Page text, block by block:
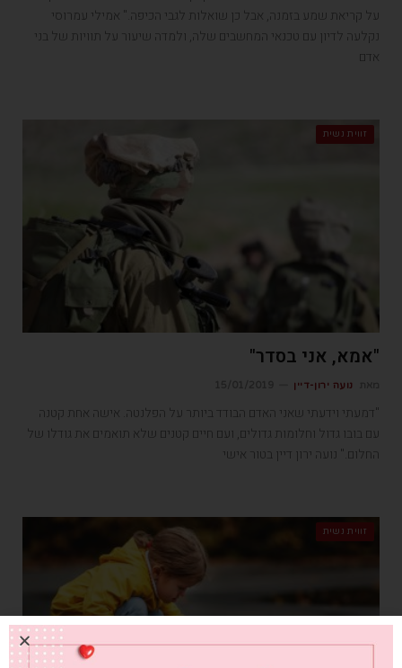
על קריאת שמע בזמנה, אבל כן שואלות לגבי הכיפה." אמילי עמרוסי
נקלעה לדיון עם טכנאי המחשבים שלה, ולמדה שיעור על תוויות של בני
אדם
זווית נשית
"אמא, אני בסדר"
נועה ירון-דיין
"דמעתי וידעתי שאני האדם הבודד ביותר על הפלנטה. אישה אחת קטנה
עם בובו גדול וחלומות גדולים, ועם חיים קטנים שלא תואמים את גודלו של
החלום." נועה ירון דיין בטור אישי
זווית נשית